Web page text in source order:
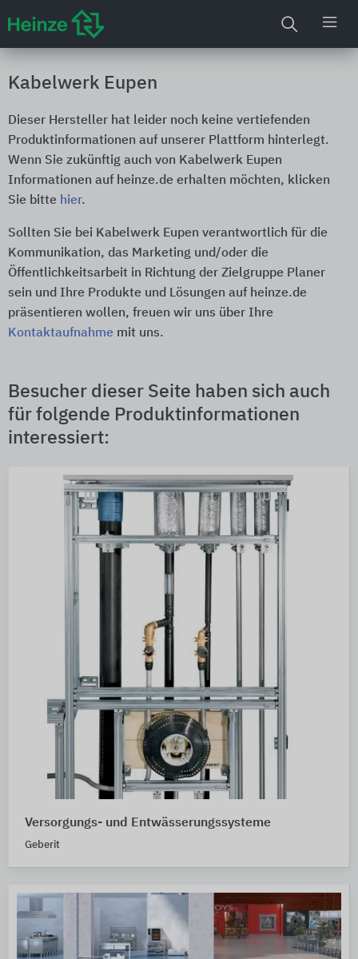
Kabelwerk Eupen
Dieser Hersteller hat leider noch keine vertiefenden
Produktinformationen auf unserer Plattform hinterlegt.
Wenn Sie zukünftig auch von Kabelwerk Eupen
Informationen auf heinze.de erhalten möchten, klicken
Sie bitte hier.
Sollten Sie bei Kabelwerk Eupen verantwortlich für die
Kommunikation, das Marketing und/oder die
Öffentlichkeitsarbeit in Richtung der Zielgruppe Planer
sein und Ihre Produkte und Lösungen auf heinze.de
präsentieren wollen, freuen wir uns über Ihre
Kontaktaufnahme mit uns.
Besucher dieser Seite haben sich auch
für folgende Produktinformationen
interessiert:
Versorgungs- und Entwässerungssysteme
Geberit